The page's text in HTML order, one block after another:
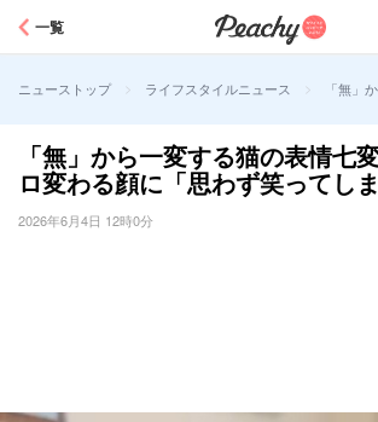
一覧
ニューストップ > ライフスタイルニュース > 「無」
「無」から一変する猫の表情七
ロ変わる顔に「思わず笑ってしま
2026年6月4日 12時0分